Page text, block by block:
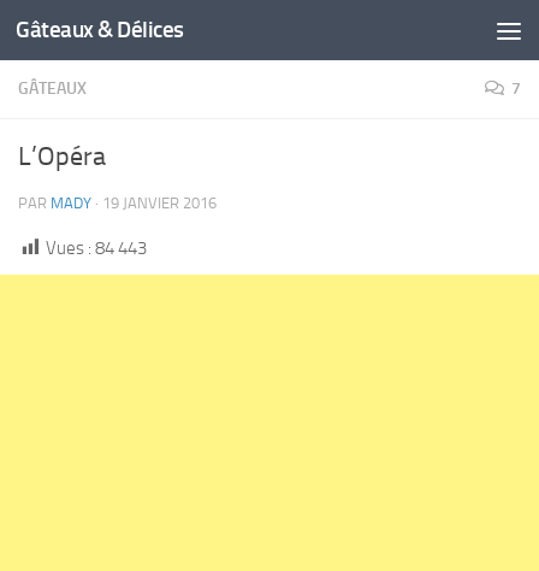
Gâteaux & Délices
GÂTEAUX 7
L’Opéra
PAR MADY · 19 JANVIER 2016
Vues : 84 443